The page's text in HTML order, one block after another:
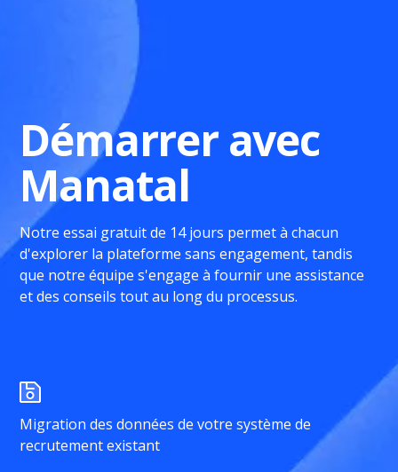
Démarrer avec
Manatal
Notre essai gratuit de 14 jours permet à chacun
d'explorer la plateforme sans engagement, tandis
que notre équipe s'engage à fournir une assistance
et des conseils tout au long du processus.
Migration des données de votre système de
recrutement existant